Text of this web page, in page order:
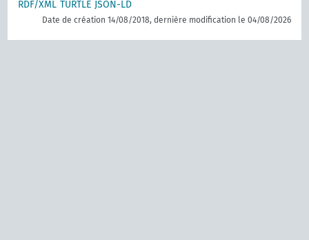
RDF/XML TURTLE JSON-LD
Date de création 14/08/2018, dernière modification le 04/08/2026